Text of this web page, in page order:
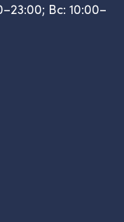
Вс: 10:00–